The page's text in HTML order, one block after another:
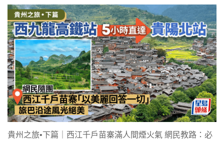
貴州之旅•下篇｜西江千戶苗寨滿人間煙火氣 網民教路：必